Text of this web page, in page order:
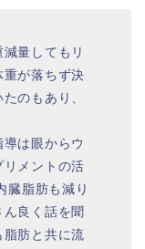
量してもリ
が落ちず決
のもあり、
は眼からウ
リメントの活
臓脂肪も減り
良く話を聞
肪と共に流